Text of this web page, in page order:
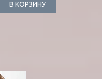
В КОРЗИНУ